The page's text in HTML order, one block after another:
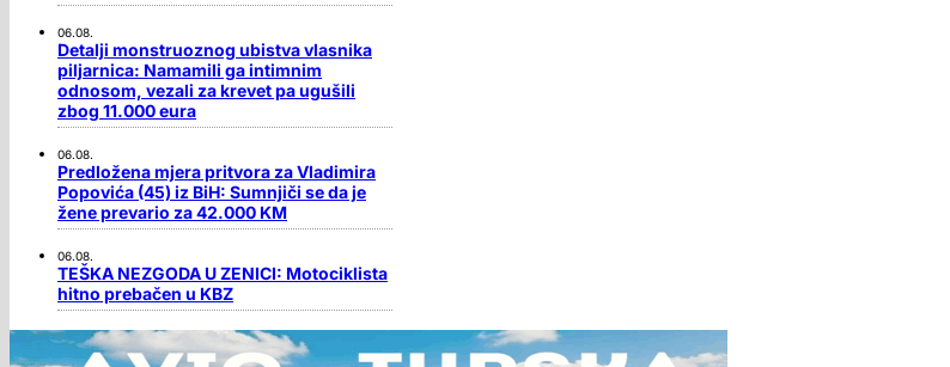
06.08.
Detalji monstruoznog ubistva vlasnika
piljarnica: Namamili ga intimnim
odnosom, vezali za krevet pa ugušili
zbog 11.000 eura
06.08.
Predložena mjera pritvora za Vladimira
Popovića (45) iz BiH: Sumnjiči se da je
žene prevario za 42.000 KM
06.08.
TEŠKA NEZGODA U ZENICI: Motociklista
hitno prebačen u KBZ